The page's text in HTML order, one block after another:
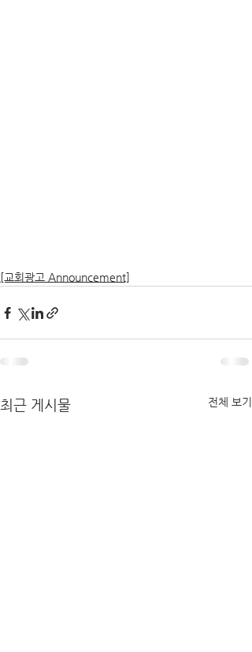
[교회광고 Announcement]
최근 게시물 전체 보기